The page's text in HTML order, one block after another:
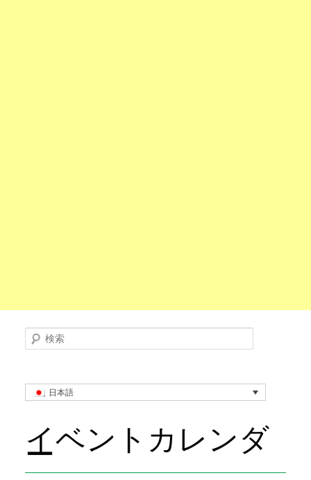
検索
日本語
イベントカレンダ
ー